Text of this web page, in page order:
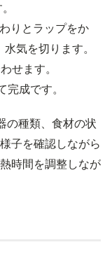
りとラップをか
気を切ります。
せます。
成です。
の種類、食材の状
子を確認しながら
時間を調整しなが